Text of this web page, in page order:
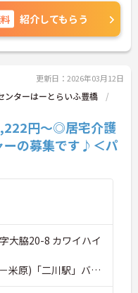
景観を損ね
的です。
ください。
紹介してもらう
更新日：2026年03月12日
ンターはーとらいふ豊橋
円～◎居宅介護
ーの募集です♪＜パ
大脇20-8 カワイハイ
米原)「二川駅」バ